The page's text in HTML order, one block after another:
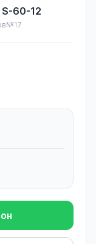
S-60-12
№17